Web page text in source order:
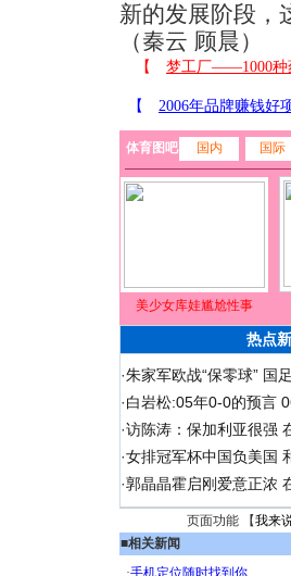
新的发展阶段，
（秦云 顾晨）
体育图吧 国内 国际
美少女库娃尴尬性事
热点
·朱家军欧战“保零球” 国
·白岩松:05年0-0的预言
·访陈涛：保加利亚很强
·女排冠军杯中国负美国
·郭晶晶霍启刚爱意正浓
页面功能 【我来
■相关新闻